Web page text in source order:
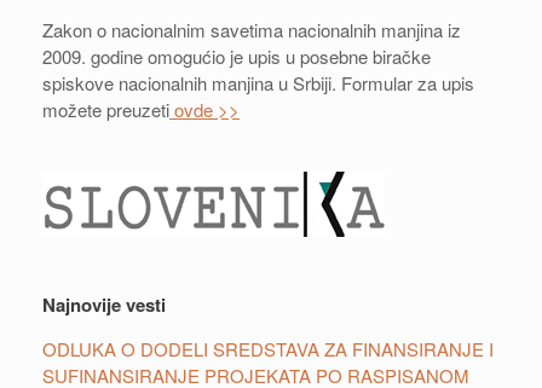
Zakon o nacionalnim savetima nacionalnih manjina iz
2009. godine omogućio je upis u posebne biračke
spiskove nacionalnih manjina u Srbiji. Formular za upis
možete preuzetiovde >>
Najnovije vesti
ODLUKA O DODELI SREDSTAVA ZA FINANSIRANJE I
SUFINANSIRANJE PROJEKATA PO RASPISANOM